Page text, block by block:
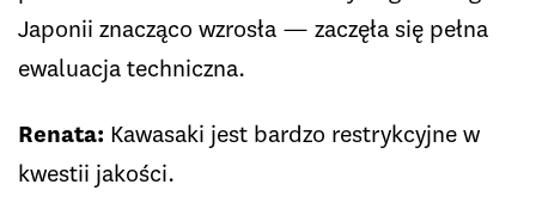
Japonii znacząco wzrosła — zaczęła się pełna
ewaluacja techniczna.
Renata: Kawasaki jest bardzo restrykcyjne w
kwestii jakości.